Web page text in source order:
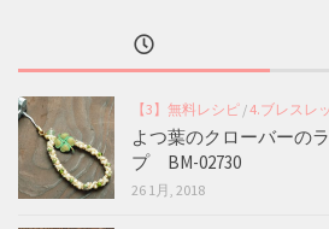
【3】無料レシピ /4.ブレスレ
よつ葉のクローバーの
プ BM-02730
26 1月, 2018